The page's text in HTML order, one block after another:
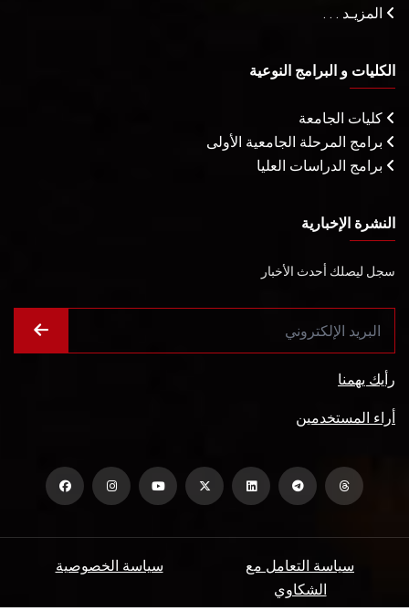
المزيـد . . .
الكليات و البرامج النوعية
كليات الجامعة
برامج المرحلة الجامعية الأولى
برامج الدراسات العليا
النشرة الإخبارية
سجل ليصلك أحدث الأخبار
رأيك يهمنا
أراء المستخدمين
سياسة الخصوصية
سياسة التعامل مع
الشكاوي